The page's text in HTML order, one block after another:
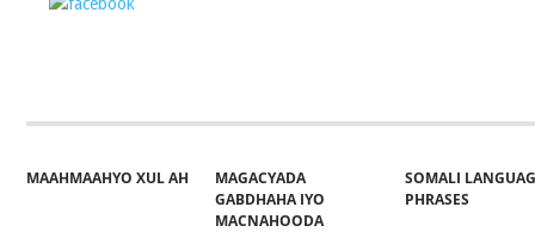
MAAHMAAHYO XUL AH
MAGACYADA
GABDHAHA IYO
MACNAHOODA
SOMALI
PHRASES